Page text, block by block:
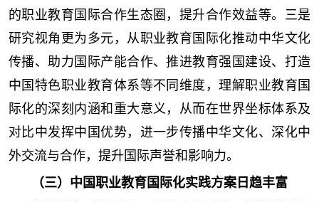
的职业教育国际合作生态圈，提升合作效益等。三是
研究视角更为多元，从职业教育国际化推动中华文化
传播、助力国际产能合作、推进教育强国建设、打造
中国特色职业教育体系等不同维度，理解职业教育国
际化的深刻内涵和重大意义，从而在世界坐标体系及
对比中发挥中国优势，进一步传播中华文化、深化中
外交流与合作，提升国际声誉和影响力。
（三）中国职业教育国际化实践方案日趋丰富